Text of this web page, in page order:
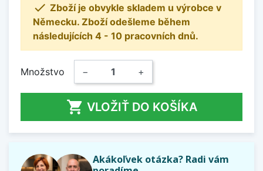
 Zboží je obvykle skladem u výrobce v
Německu. Zboží odešleme během
následujících 4 - 10 pracovních dnů.
Množstvo − +
 VLOŽIŤ DO KOŠÍKA
Akákoľvek otázka? Radi vám